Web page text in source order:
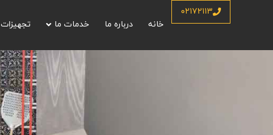
۰۲۱۷۲۱۱۳
خانه
درباره ما خدمات ما تجهیزات